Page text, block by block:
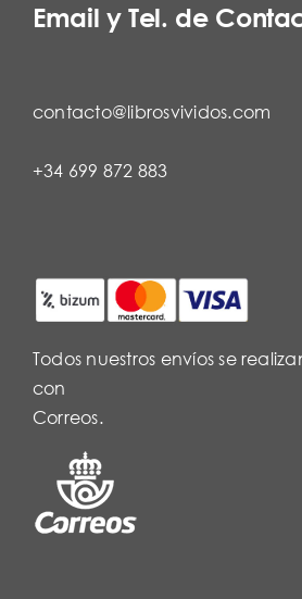
Email y Tel. de
contacto@librosvividos.com
+34 699 872 883
Todos nuestros envíos se
con
Correos.